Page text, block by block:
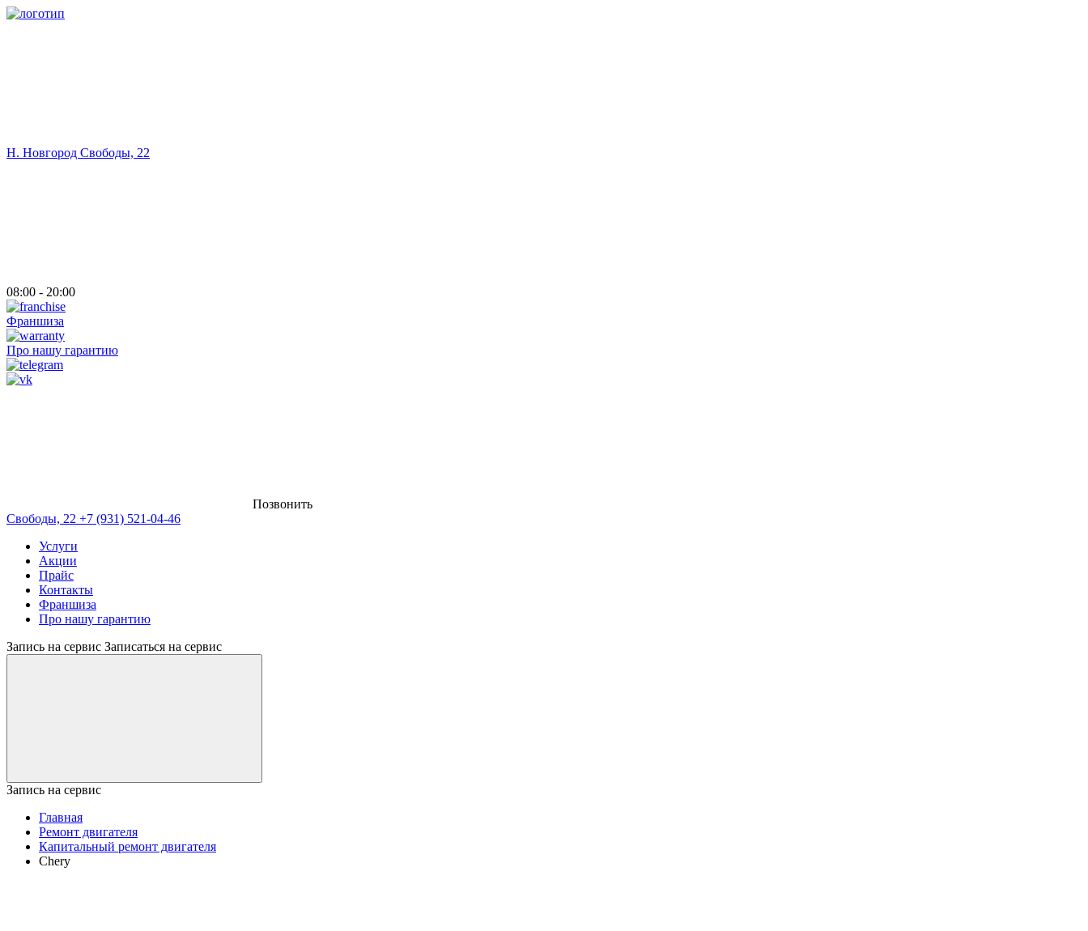
Н. Новгород Свободы, 22
08:00 - 20:00
Франшиза
Про нашу гарантию
Позвонить
Свободы, 22 +7 (931) 521-04-46
Услуги
Акции
Прайс
Контакты
Франшиза
Про нашу гарантию
Запись на сервис Записаться на сервис
Запись на сервис
Главная
Ремонт двигателя
Капитальный ремонт двигателя
Chery